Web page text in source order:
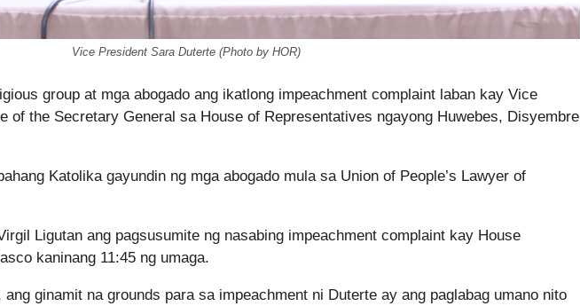
Vice President Sara Duterte (Photo by HOR)
group at mga abogado ang ikatlong impeachment complaint laban kay Vice
of the Secretary General sa House of Representatives ngayong Huwebes, Disyembre
Katolika gayundin ng mga abogado mula sa Union of People’s Lawyer of
Ligutan ang pagsusumite ng nasabing impeachment complaint kay House
kaninang 11:45 ng umaga.
ginamit na grounds para sa impeachment ni Duterte ay ang paglabag umano nito